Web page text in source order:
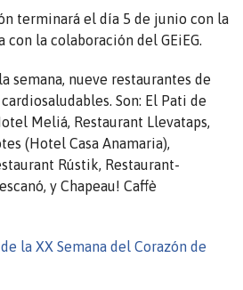
terminará el día 5 de junio con la
con la colaboración del GEiEG.
semana, nueve restaurantes de
Son: El Pati de
Meliá, Restaurant Llevataps,
(Hotel Casa Anamaria),
Rústik, Restaurant-
y Chapeau! Caffè
la XX Semana del Corazón de